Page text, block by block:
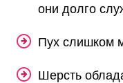
они долго
Пух слишком
Шерсть